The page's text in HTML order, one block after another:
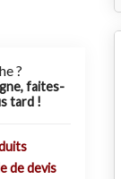
?
faites-
tard !
de devis